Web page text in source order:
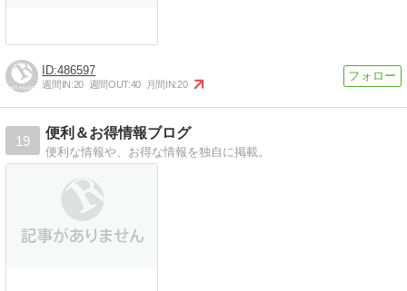
486597
週間IN:20 週間OUT:40 月間IN:20
19
便利＆お得情報ブログ
便利な情報や、お得な情報を独自に掲載。